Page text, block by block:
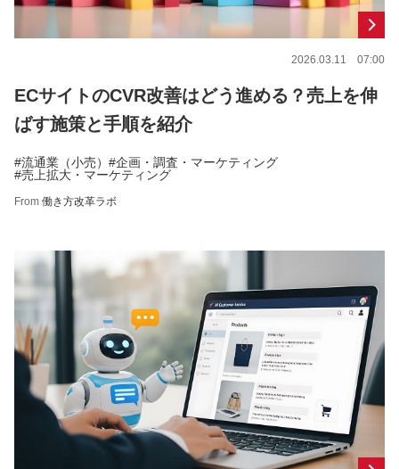
2026.03.11 07:00
ECサイトのCVR改善はどう進める？売上を伸
ばす施策と手順を紹介
#流通業（小売） #企画・調査・マーケティング
#売上拡大・マーケティング
From 働き方改革ラボ